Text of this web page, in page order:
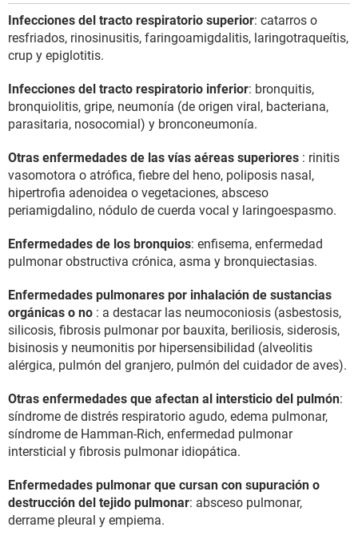
Infecciones del tracto respiratorio superior: catarros o
resfriados, rinosinusitis, faringoamigdalitis, laringotraqueítis,
crup y epiglotitis.
Infecciones del tracto respiratorio inferior: bronquitis,
bronquiolitis, gripe, neumonía (de origen viral, bacteriana,
parasitaria, nosocomial) y bronconeumonía.
Otras enfermedades de las vías aéreas superiores : rinitis
vasomotora o atrófica, fiebre del heno, poliposis nasal,
hipertrofia adenoidea o vegetaciones, absceso
periamigdalino, nódulo de cuerda vocal y laringoespasmo.
Enfermedades de los bronquios: enfisema, enfermedad
pulmonar obstructiva crónica, asma y bronquiectasias.
Enfermedades pulmonares por inhalación de sustancias
orgánicas o no : a destacar las neumoconiosis (asbestosis,
silicosis, fibrosis pulmonar por bauxita, beriliosis, siderosis,
bisinosis y neumonitis por hipersensibilidad (alveolitis
alérgica, pulmón del granjero, pulmón del cuidador de aves).
Otras enfermedades que afectan al intersticio del pulmón:
síndrome de distrés respiratorio agudo, edema pulmonar,
síndrome de Hamman-Rich, enfermedad pulmonar
intersticial y fibrosis pulmonar idiopática.
Enfermedades pulmonar que cursan con supuración o
destrucción del tejido pulmonar: absceso pulmonar,
derrame pleural y empiema.